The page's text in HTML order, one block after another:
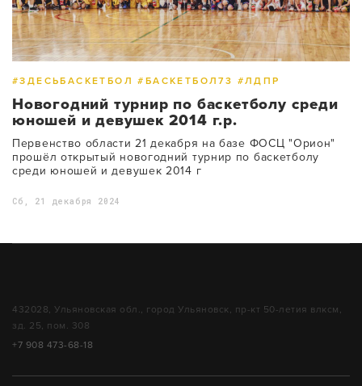
#ЗДЕСЬБАСКЕТБОЛ #БАСКЕТБОЛ73 #ЛДПР
Новогодний турнир по баскетболу среди
юношей и девушек 2014 г.р.
Первенство области 21 декабря на базе ФОСЦ "Орион"
прошёл открытый новогодний турнир по баскетболу
среди юношей и девушек 2014 г
Сб, 21 декабря 2024
432028, Ульяновская обл., город Ульяновск, пр-кт 50-летия влксм,
зд. 25, пом. 308
+7 908 473-68-18